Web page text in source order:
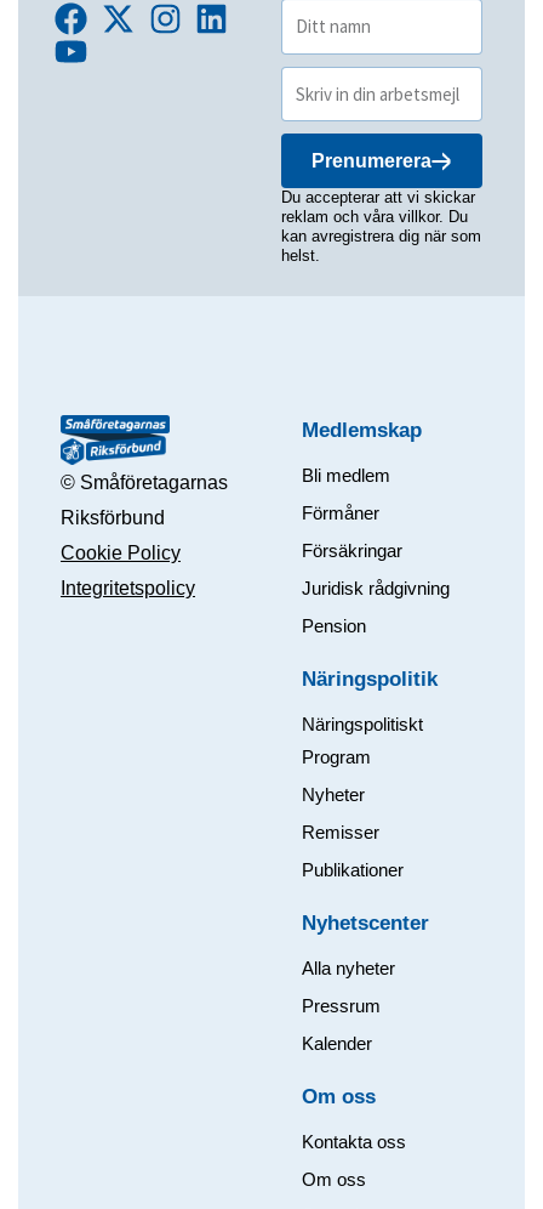
Prenumerera
Du accepterar att vi skickar
reklam och våra villkor. Du
kan avregistrera dig när som
helst.
© Småföretagarnas
Riksförbund
Cookie Policy
Integritetspolicy
Medlemskap
Bli medlem
Förmåner
Försäkringar
Juridisk rådgivning
Pension
Näringspolitik
Näringspolitiskt
Program
Nyheter
Remisser
Publikationer
Nyhetscenter
Alla nyheter
Pressrum
Kalender
Om oss​
Kontakta oss
Om oss